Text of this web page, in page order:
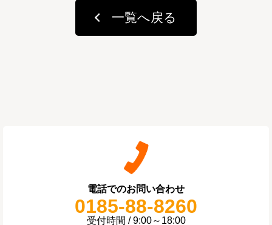
一覧へ戻る
電話でのお問い合わせ
0185-88-8260
受付時間 / 9:00～18:00